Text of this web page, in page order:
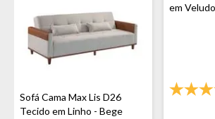
Sofá Cama Max Lis D26
Tecido em Linho - Bege
em